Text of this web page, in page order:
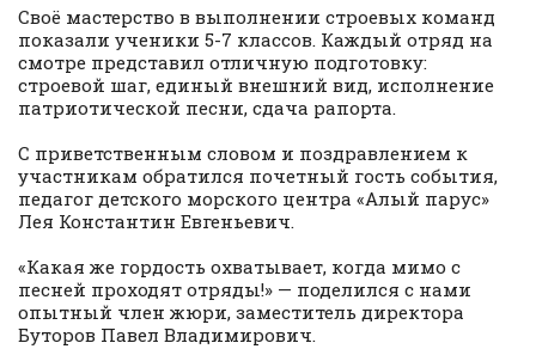
Своё мастерство в выполнении строевых команд
показали ученики 5-7 классов. Каждый отряд на
смотре представил отличную подготовку:
строевой шаг, единый внешний вид, исполнение
патриотической песни, сдача рапорта.
С приветственным словом и поздравлением к
участникам обратился почетный гость события,
педагог детского морского центра «Алый парус»
Лея Константин Евгеньевич.
«Какая же гордость охватывает, когда мимо с
песней проходят отряды!» — поделился с нами
опытный член жюри, заместитель директора
Буторов Павел Владимирович.